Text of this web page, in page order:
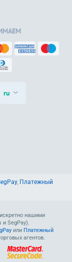
ru
, Платежный
нашими
SegPay).
или Платежный
агентов.